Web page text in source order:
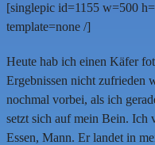
[singlepic id=1155 w=500
template=none /]
Heute hab ich einen Käfer
Ergebnissen nicht zufrieden
nochmal vorbei, als ich
setzt sich auf mein Bein. Ich
Essen, Mann. Er landet in